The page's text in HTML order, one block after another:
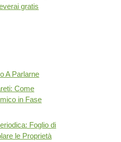
gratis
A Parlarne
Come
in Fase
Foglio di
le Proprietà